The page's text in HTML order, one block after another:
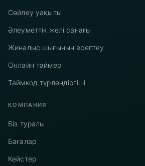
Сөйлеу уақыты
Әлеуметтік желі санағы
Жиналыс шығынын есептеу
Онлайн таймер
Таймкод түрлендіргіші
КОМПАНИЯ
Біз туралы
Бағалар
Кейстер